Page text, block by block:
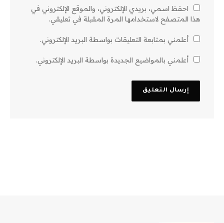
احفظ اسمي، بريدي الإلكتروني، والموقع الإلكتروني في
هذا المتصفح لاستخدامها المرة المقبلة في تعليقي.
أعلمني بمتابعة التعليقات بواسطة البريد الإلكتروني.
أعلمني بالمواضيع الجديدة بواسطة البريد الإلكتروني.